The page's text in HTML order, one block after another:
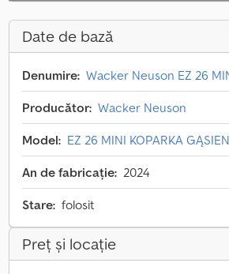
Date de bază
Denumire: Wacker Neuson EZ 26
Producător: Wacker Neuson
Model: EZ 26 MINI KOPARKA
An de fabricație: 2024
Stare: folosit
Preț și locație